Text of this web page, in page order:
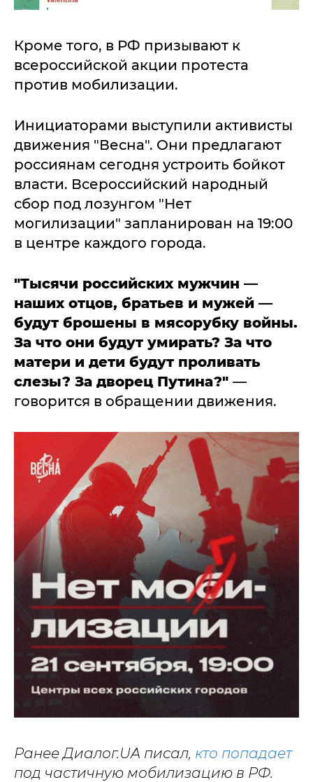
Кроме того, в РФ призывают к
всероссийской акции протеста
против мобилизации.
Инициаторами выступили активисты
движения "Весна". Они предлагают
россиянам сегодня устроить бойкот
власти. Всероссийский народный
сбор под лозунгом "Нет
могилизации" запланирован на 19:00
в центре каждого города.
"Тысячи российских мужчин —
наших отцов, братьев и мужей —
будут брошены в мясорубку войны.
За что они будут умирать? За что
матери и дети будут проливать
слезы? За дворец Путина?" —
говорится в обращении движения.
Ранее Диалог.UA писал, кто попадает
под частичную мобилизацию в РФ.